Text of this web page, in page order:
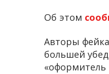
Об этом
Авторы
большей
«оформитель